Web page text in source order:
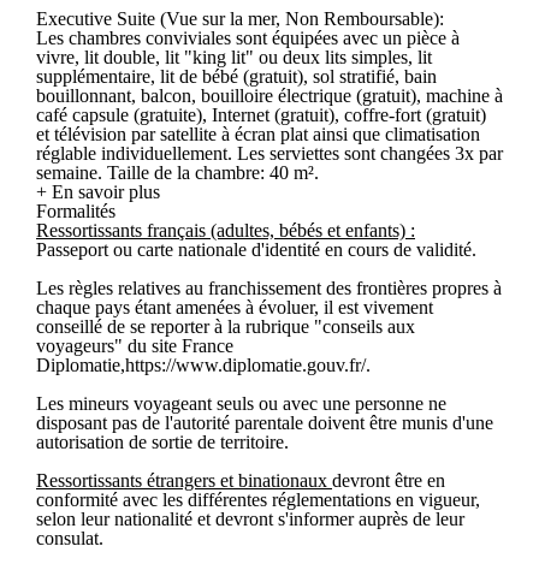
Executive Suite (Vue sur la mer, Non Remboursable):
Les chambres conviviales sont équipées avec un pièce à
vivre, lit double, lit "king lit" ou deux lits simples, lit
supplémentaire, lit de bébé (gratuit), sol stratifié, bain
bouillonnant, balcon, bouilloire électrique (gratuit), machine à
café capsule (gratuite), Internet (gratuit), coffre-fort (gratuit)
et télévision par satellite à écran plat ainsi que climatisation
réglable individuellement. Les serviettes sont changées 3x par
semaine. Taille de la chambre: 40 m².
+ En savoir plus
Formalités
Ressortissants français (adultes, bébés et enfants) :
Passeport ou carte nationale d'identité en cours de validité.
Les règles relatives au franchissement des frontières propres à
chaque pays étant amenées à évoluer, il est vivement
conseillé de se reporter à la rubrique "conseils aux
voyageurs" du site France
Diplomatie,https://www.diplomatie.gouv.fr/.
Les mineurs voyageant seuls ou avec une personne ne
disposant pas de l'autorité parentale doivent être munis d'une
autorisation de sortie de territoire.
Ressortissants étrangers et binationaux devront être en
conformité avec les différentes réglementations en vigueur,
selon leur nationalité et devront s'informer auprès de leur
consulat.